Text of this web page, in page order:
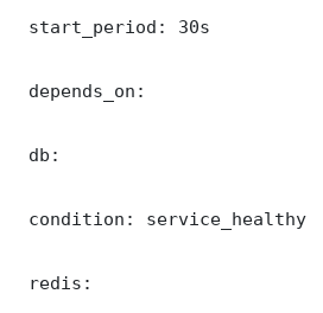
start_period: 30s
depends_on:
db:
condition: service_healthy
redis: